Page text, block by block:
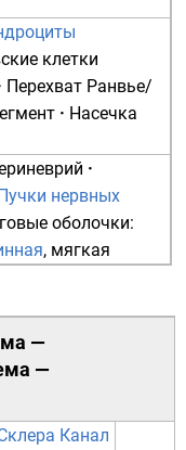
клетки
Перехват Ранвье/
· Насечка
·
нервных
оболочки:
, мягкая
—
—
Канал